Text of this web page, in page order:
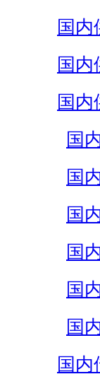
国内
国内
国内
国
国
国
国
国
国
国内